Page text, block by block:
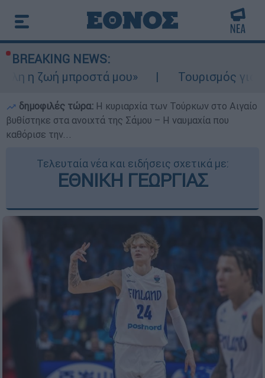
BREAKING NEWS:
μου»
Τουρισμός για Ολους
δημοφιλές τώρα: Η κυριαρχία των Τούρκων στο Αιγαίο
βυθίστηκε στα ανοιχτά της Σάμου – Η ναυμαχία που
καθόρισε την...
Τελευταία νέα και ειδήσεις σχετικά με:
ΕΘΝΙΚΗ ΓΕΩΡΓΙΑΣ